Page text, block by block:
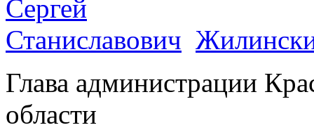
Глава администрации
области